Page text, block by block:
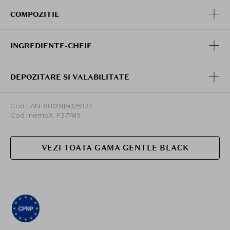
COMPOZITIE
INGREDIENTE-CHEIE
DEPOZITARE SI VALABILITATE
Cod EAN: 8809115025937
Cod memoX: F37785
VEZI TOATA GAMA GENTLE BLACK